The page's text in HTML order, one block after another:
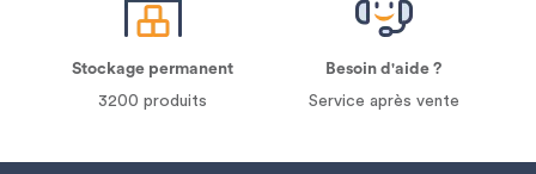
Stockage permanent
3200 produits
Besoin d'aide ?
Service après vente